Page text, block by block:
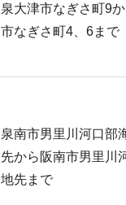
泉大津市なぎさ町9
市なぎさ町4、6まで
泉南市男里川河口部
先から阪南市男里川
地先まで